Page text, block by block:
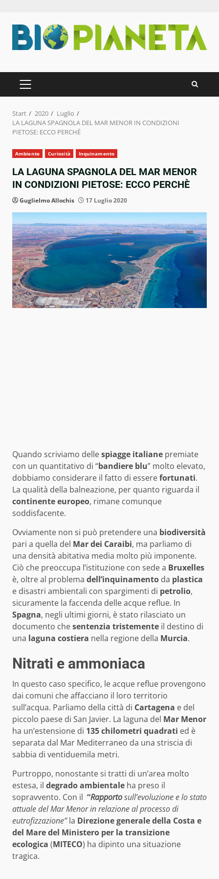
Inhalt
springen
PRIMÄRES
MENÜ
Start 2020
Luglio
LA LAGUNA SPAGNOLA DEL MAR MENOR IN CONDIZIONI
PIETOSE: ECCO PERCHÈ
Ambiente Curiosità Inquinamento
LA LAGUNA SPAGNOLA DEL MAR MENOR
IN CONDIZIONI PIETOSE: ECCO PERCHÈ
Guglielmo Allochis 17 Luglio 2020
Quando scriviamo dellespiagge italiane premiate
con un quantitativo di “bandiere blu” molto elevato,
dobbiamo considerare il fatto di esserefortunati.
La qualità della balneazione, per quanto riguarda il
continenteeuropeo, rimane comunque
soddisfacente.
Ovviamente non si può pretendere una biodiversità
pari a quella del Mar dei Caraibi, ma parliamo di
una densità abitativa media molto più imponente.
Ciò che preoccupa l’istituzione con sede a Bruxelles
è, oltre al problema dell’inquinamento da plastica
e disastri ambientali con spargimenti di petrolio,
sicuramente la faccenda delle acque reflue. In
Spagna, negli ultimi giorni, è stato rilasciato un
documento chesentenzia tristemente il destino di
una laguna costiera nella regione della Murcia.
Nitrati e ammoniaca
In questo caso specifico, le acque reflue provengono
dai comuni che affacciano il loro territorio
sull’acqua. Parliamo della città di Cartagena e del
piccolo paese di San Javier. La laguna del Mar Menor
ha un’estensione di 135chilometri quadrati ed è
separata dal Mar Mediterraneo da una striscia di
sabbia di ventiduemila metri.
Purtroppo, nonostante si tratti di un’area molto
estesa, il degradoambientale ha preso il
sopravvento. Con il “Rapportosull’evoluzione e lo stato
attuale del Mar Menor in relazione al processo di
eutrofizzazione”la Direzione generale della Costa e
del Mare del Ministero per la transizione
ecologica (MITECO) ha dipinto una situazione
tragica.